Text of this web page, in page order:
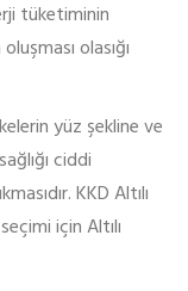
tüketiminin
olasığı
yüz şekline ve
ciddi
KKD Altılı
için Altılı